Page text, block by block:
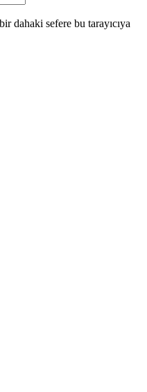
dahaki sefere bu tarayıcıya